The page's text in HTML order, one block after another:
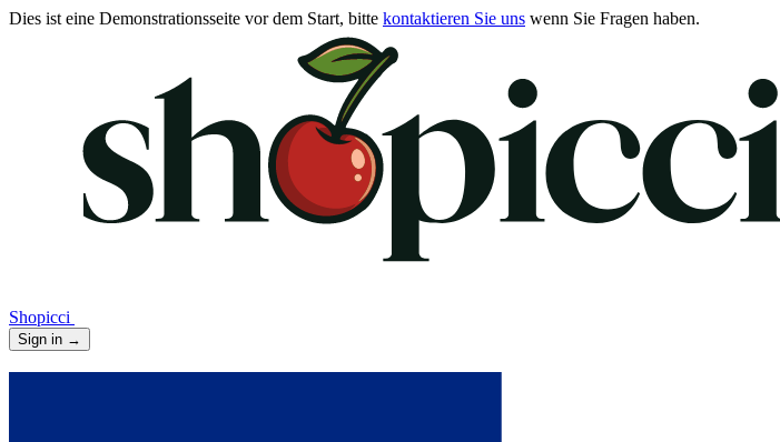
Dies ist eine Demonstrationsseite vor dem Start, bitte kontaktieren Sie uns wenn Sie Fragen haben.
Shopicci
Sign in →